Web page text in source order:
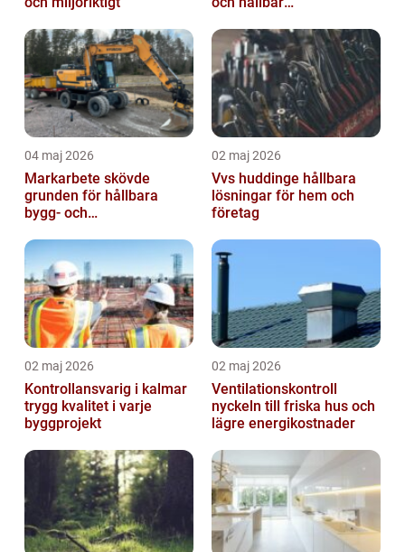
04 maj 2026
Markarbete skövde
grunden för hållbara
bygg- och
02 maj 2026
Vvs huddinge hållbara
lösningar för hem och
företag
02 maj 2026
Kontrollansvarig i kalmar
trygg kvalitet i varje
byggprojekt
02 maj 2026
Ventilationskontroll
nyckeln till friska hus och
lägre energikostnader